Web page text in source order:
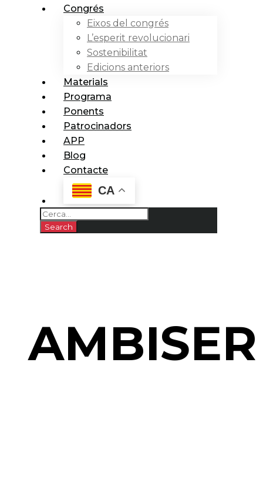
Congrés
Eixos del congrés
L’esperit revolucionari
Sostenibilitat
Edicions anteriors
Materials
Programa
Ponents
Patrocinadors
APP
Blog
Contacte
CA
AMBISER